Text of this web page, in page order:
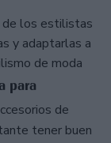
de los estilistas
y adaptarlas a
de moda
para
de
tener buen